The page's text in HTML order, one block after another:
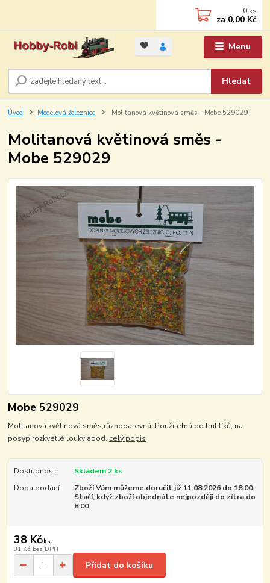
Menu
Hledat
0 ks
za 0,00 Kč
Úvod Modelová železnice Molitanová květinová směs - Mobe 529029
Molitanová květinová směs -
Mobe 529029
Mobe 529029
Molitanová květinová směs,různobarevná. Použitelná do truhlíků, na
posyp rozkvetlé louky apod. celý popis
Dostupnost
Skladem 2 ks
Doba dodání
Zboží Vám můžeme doručit již 11.08.2026 do 18:00.
Stačí, když zboží objednáte nejpozději do zítra do
8:00
38 Kč/ks
31 Kč bez DPH
Přidat do košíku